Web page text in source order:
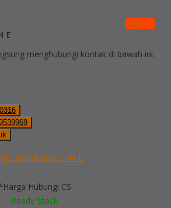
via SMS
E
menghubungi kontak di bawah ini:
Cabinet Lion L 44 E
Hubungi CS
Ready Stock